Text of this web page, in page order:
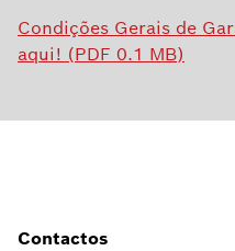
Condições Gerais de
aqui! (PDF 0.1 MB)
Contactos